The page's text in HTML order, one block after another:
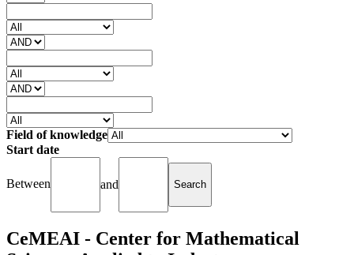
Field of knowledge
Start date
Between and
CeMEAI - Center for Mathematical